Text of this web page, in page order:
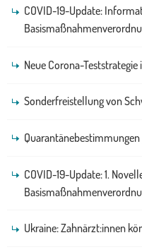
COVID-19-Update:
Neue Corona-Teststrategie
Sonderfreistellung von
COVID-19-Update: 1.
Ukraine: Zahnärzt:innen